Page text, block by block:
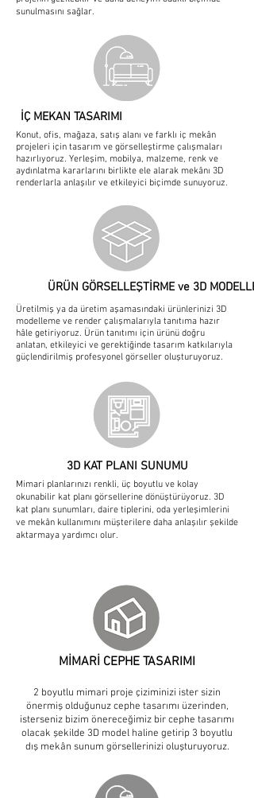
sunulmasını sağlar.
İÇ MEKAN TASARIMI
Konut, ofis, mağaza, satış alanı ve farklı iç mekân
projeleri için tasarım ve görselleştirme çalışmaları
hazırlıyoruz. Yerleşim, mobilya, malzeme, renk ve
aydınlatma kararlarını birlikte ele alarak mekânı 3D
renderlarla anlaşılır ve etkileyici biçimde sunuyoruz.
ÜRÜN GÖRSELLEŞTİRME ve 3D
Üretilmiş ya da üretim aşamasındaki ürünlerinizi 3D
modelleme ve render çalışmalarıyla tanıtıma hazır
hâle getiriyoruz. Ürün tanıtımı için ürünü doğru
anlatan, etkileyici ve gerektiğinde tasarım katkılarıyla
güçlendirilmiş profesyonel görseller oluşturuyoruz.
3D KAT PLANI SUNUMU
Mimari planlarınızı renkli, üç boyutlu ve kolay
okunabilir kat planı görsellerine dönüştürüyoruz. 3D
kat planı sunumları, daire tiplerini, oda yerleşimlerini
ve mekân kullanımını müşterilere daha anlaşılır şekilde
aktarmaya yardımcı olur.
MİMARİ CEPHE TASARIMI
2 boyutlu mimari proje çiziminizi ister sizin
önermiş olduğunuz cephe tasarımı üzerinden,
isterseniz bizim önereceğimiz bir cephe tasarımı
olacak şekilde 3D model haline getirip 3 boyutlu
dış mekân sunum görsellerinizi oluşturuyoruz.